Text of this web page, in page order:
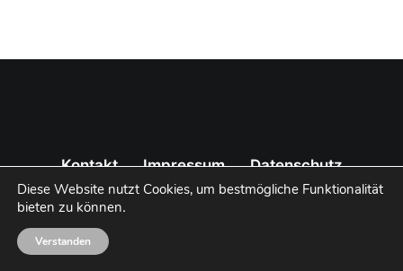
Kontakt Impressum
Datenschutz
Diese Website nutzt Cookies, um bestmögliche Funktionalität
bieten zu können.
Verstanden